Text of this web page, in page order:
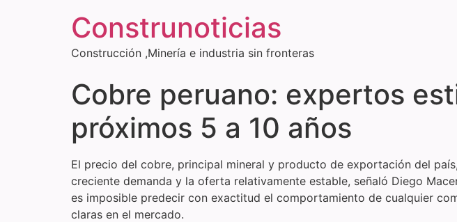
Construnoticias
Construcción ,Minería e industria sin fronteras
Cobre peruano: expertos
próximos 5 a 10 años
El precio del cobre, principal mineral y producto de exportación del
creciente demanda y la oferta relativamente estable, señaló Diego
es imposible predecir con exactitud el comportamiento de cualquier
claras en el mercado.